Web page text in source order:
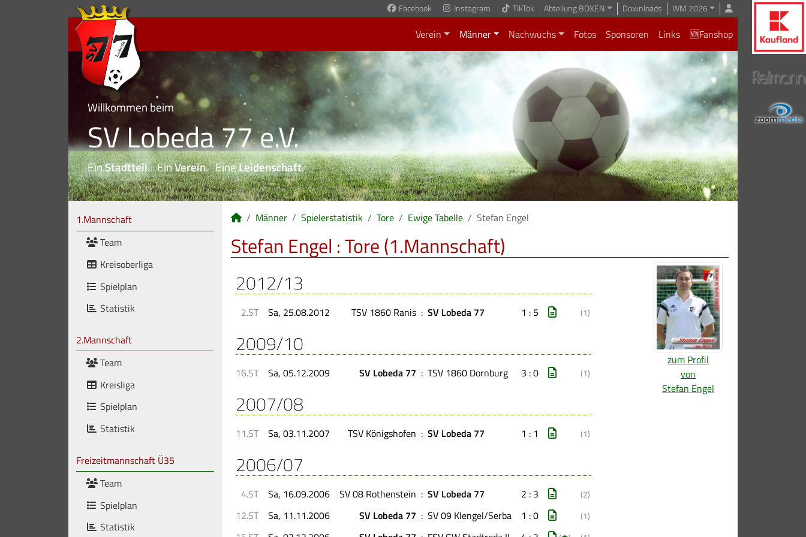
Facebook Instagram TikTok Abteilung BOXEN Downloads WM 2026
Verein Männer Nachwuchs Fotos Sponsoren Links 🆕Fanshop
Willkommen beim
SV Lobeda 77 e.V.
EinStadtteil. EinVerein. EineLeidenschaft.
1.Mannschaft
Team
Kreisoberliga
Spielplan
Statistik
2.Mannschaft
Team
Kreisliga
Spielplan
Statistik
Freizeitmannschaft Ü35
Team
Spielplan
Statistik
Männer Spielerstatistik Tore Ewige Tabelle Stefan Engel
Stefan Engel : Tore (1.Mannschaft)
zum Profil
von
Stefan Engel
2012/13
2.ST Sa, 25.08.2012 TSV 1860 Ranis : SV Lobeda 77 1 : 5 (1)
2009/10
16.ST Sa, 05.12.2009 SV Lobeda 77 : TSV 1860 Dornburg 3 : 0 (1)
2007/08
11.ST Sa, 03.11.2007 TSV Königshofen : SV Lobeda 77 1 : 1 (1)
2006/07
4.ST Sa, 16.09.2006 SV 08 Rothenstein : SV Lobeda 77 2 : 3 (2)
12.ST Sa, 11.11.2006 SV Lobeda 77 : SV 09 Klengel/Serba 1 : 0 (1)